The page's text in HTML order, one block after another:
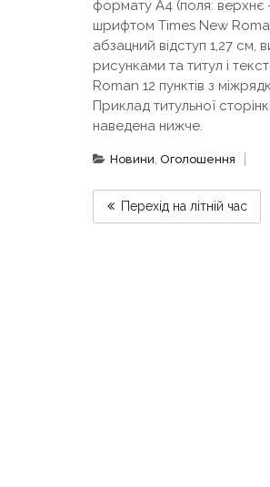
формату А4 (поля: верхнє
шрифтом Times New
абзацний відступ 1,27 см,
рисунками та титул і
Roman 12 пунктів з
Приклад титульної
наведена нижче.
Новини Оголошення
НАВІГАЦІЯ
ЗАПИСІВ
Перехід на літній час